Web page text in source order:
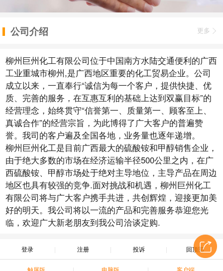
公司介绍 更多
柳州巨州化工有限公司位于中国南方水陆交通便利的广西
工业重城市柳州,是广西地区重要的化工贸易企业。公司
成立以来，一直奉行“诚信为每一个客户，提供快捷、优
质、完善的服务，在互惠互利的基础上达到双赢目标”的
经营理念，始终贯守“信誉第一、质量第一、顾客至上、
真诚合作”的经营宗旨，为此博得了广大客户的普遍赞
誉。我司的客户遍及全国各地，业务量也逐年递增。
柳州巨州化工是目前广西最大的硫酸铵和甲醇销售企业，
由于绝大多数的市场在经济运输半径500公里之内，在广
西硫酸铵、甲醇市场处于绝对主导地位，主导产品在周边
地区也具有较强的竞争.面对挑战和机遇，柳州巨州化工
有限公司将与广大客户携手共进，共创辉煌，迎接更加美
好的明天。我公司将以一流的产品和完善服务恭迎您光
临，欢迎广大新老朋友到我公司洽谈定购.
登录 注册 投诉 回顶部
触屏版 电脑版 客户端